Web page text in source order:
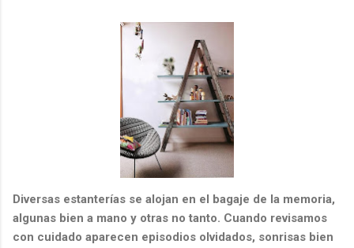
Diversas estanterías se alojan en el bagaje de la memoria,
algunas bien a mano y otras no tanto. Cuando revisamos
con cuidado aparecen episodios olvidados, sonrisas bien